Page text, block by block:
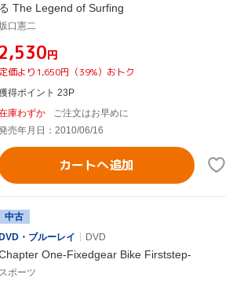
る The Legend of Surfing
口憲二
¥2,530円
定価より1,650円（39%）おトク
得ポイント 23P
庫わずか
ご注文はお早めに
売年月日：2010/06/16
カートへ追加
中古
・ブルーレイ
DVD
One-Fixedgear Bike Firststep-
スポーツ